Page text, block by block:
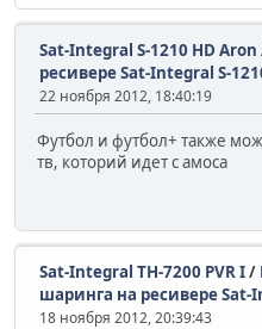
Sat-Integral S-1210 HD Aron
ресивере Sat-Integral S-
22 ноября 2012, 18:40:19
Футбол и футбол+ также
тв, которий идет с амоса
Sat-Integral TH-7200 PVR I/
шаринга на ресивере Sat-
18 ноября 2012, 20:39:43